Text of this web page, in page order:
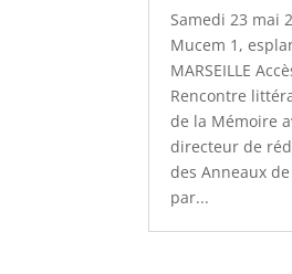
Samedi 23 mai
Mucem 1,
MARSEILLE
Rencontre
de la Mémoire
directeur de
des Anneaux
par...